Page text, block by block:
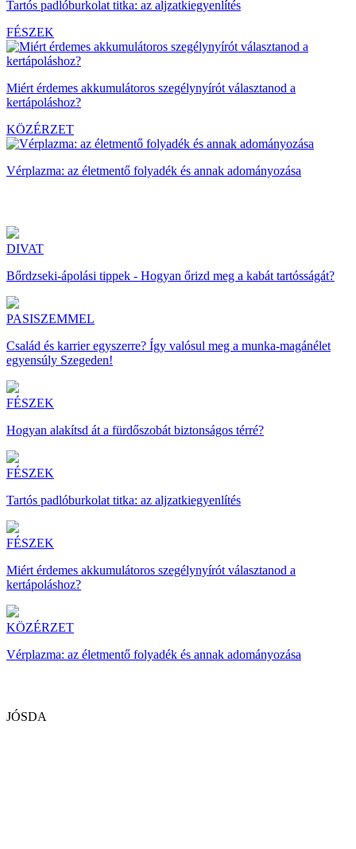
Tartós padlóburkolat titka: az aljzatkiegyenlítés
FÉSZEK
Miért érdemes akkumulátoros szegélynyírót választanod a
kertápoláshoz?
KÖZÉRZET
Vérplazma: az életmentő folyadék és annak adományozása
DIVAT
Bőrdzseki-ápolási tippek - Hogyan őrizd meg a kabát tartósságát?
PASISZEMMEL
Család és karrier egyszerre? Így valósul meg a munka-magánélet
egyensúly Szegeden!
FÉSZEK
Hogyan alakítsd át a fürdőszobát biztonságos térré?
FÉSZEK
Tartós padlóburkolat titka: az aljzatkiegyenlítés
FÉSZEK
Miért érdemes akkumulátoros szegélynyírót választanod a
kertápoláshoz?
KÖZÉRZET
Vérplazma: az életmentő folyadék és annak adományozása
JÓSDA